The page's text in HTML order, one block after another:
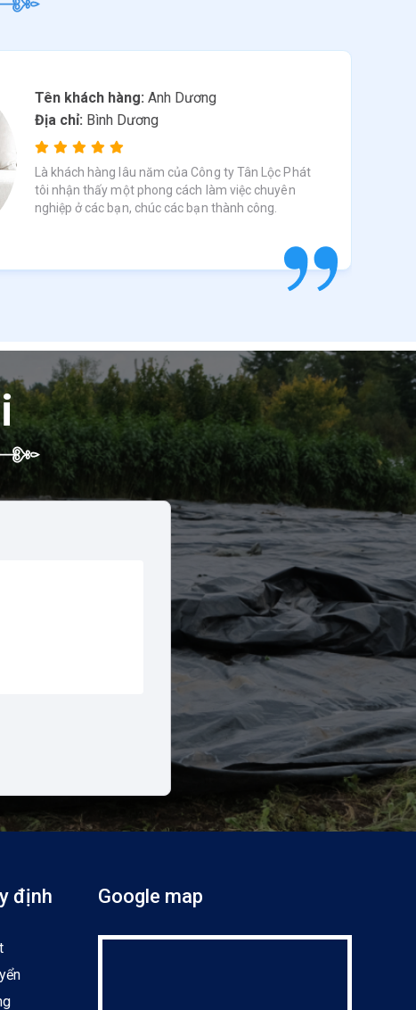
Tên khách hàng: Anh Dương
Địa chỉ: Bình Dương
Là khách hàng lâu năm của Công ty Tân Lộc Phát
tôi nhận thấy một phong cách làm việc chuyên
nghiệp ở các bạn, chúc các bạn thành công.
định Google map